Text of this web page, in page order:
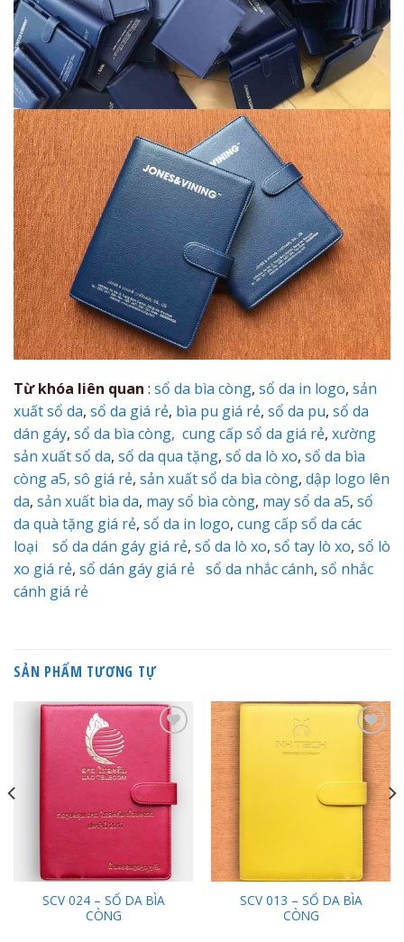
Từ khóa liên quan : sổ da bìa còng, sổ da in logo, sản
xuất sổ da, sổ da giá rẻ, bìa pu giá rẻ, sổ da pu, sổ da
dán gáy, sổ da bìa còng, cung cấp sổ da giá rẻ, xường
sản xuất sổ da, sổ da qua tặng, sổ da lò xo, sổ da bìa
còng a5, sô giá rẻ, sản xuất sổ da bìa còng, dập logo lên
da, sản xuất bìa da, may sổ bìa còng, may sổ da a5, sổ
da quà tặng giá rẻ, sổ da in logo, cung cấp sổ da các
loại
sổ da dán gáy giá rẻ, sổ da lò xo, sổ tay lò xo, sổ lò
xo giá rẻ, sổ dán gáy giá rẻ sổ da nhắc cánh, sổ nhắc
cánh giá rẻ
SẢN PHẨM TƯƠNG TỰ
Add to
Wishlist
SCV 024 – SỔ DA BÌA
CÒNG
Add to
Wishlist
SCV 013 – SỔ DA BÌA
CÒNG